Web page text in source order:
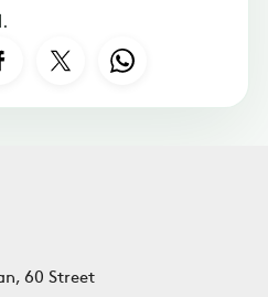
الضوضاء بلا مغنٍ ولا معنى.
60 Street